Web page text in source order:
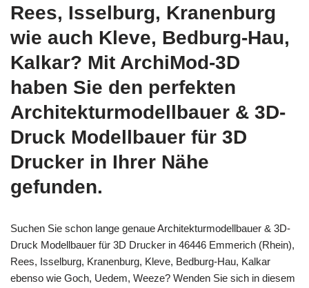
Rees, Isselburg, Kranenburg
wie auch Kleve, Bedburg-Hau,
Kalkar? Mit ArchiMod-3D
haben Sie den perfekten
Architekturmodellbauer & 3D-
Druck Modellbauer für 3D
Drucker in Ihrer Nähe
gefunden.
Suchen Sie schon lange genaue Architekturmodellbauer & 3D-
Druck Modellbauer für 3D Drucker in 46446 Emmerich (Rhein),
Rees, Isselburg, Kranenburg, Kleve, Bedburg-Hau, Kalkar
ebenso wie Goch, Uedem, Weeze? Wenden Sie sich in diesem